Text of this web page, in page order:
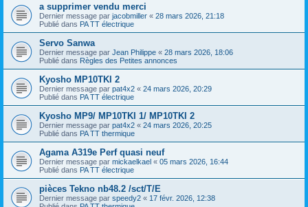
a supprimer vendu merci
Dernier message par jacobmiller « 28 mars 2026, 21:18
Publié dans PA TT électrique
Servo Sanwa
Dernier message par Jean Philippe « 28 mars 2026, 18:06
Publié dans Règles des Petites annonces
Kyosho MP10TKI 2
Dernier message par pat4x2 « 24 mars 2026, 20:29
Publié dans PA TT électrique
Kyosho MP9/ MP10TKI 1/ MP10TKI 2
Dernier message par pat4x2 « 24 mars 2026, 20:25
Publié dans PA TT thermique
Agama A319e Perf quasi neuf
Dernier message par mickaelkael « 05 mars 2026, 16:44
Publié dans PA TT électrique
pièces Tekno nb48.2 /sct/T/E
Dernier message par speedy2 « 17 févr. 2026, 12:38